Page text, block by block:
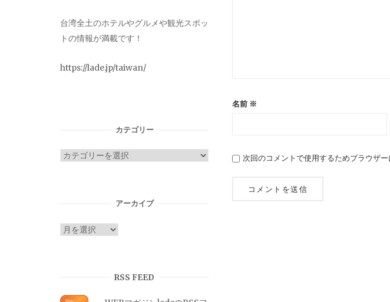
名前 ※
次回のコメントで使用するためブラウザ
台湾全土のホテルやグルメや観光スポッ
トの情報が満載です！
https://lade.jp/taiwan/
カテゴリー
カ
アーカイブ
ア
RSS FEED